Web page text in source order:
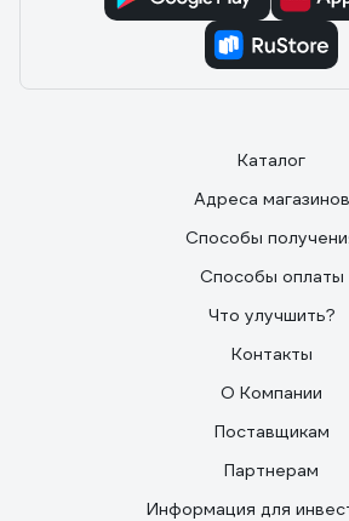
Каталог
Адреса магазинов
Способы
Способы оплаты
Что улучшить?
Контакты
О Компании
Поставщикам
Партнерам
Информация для